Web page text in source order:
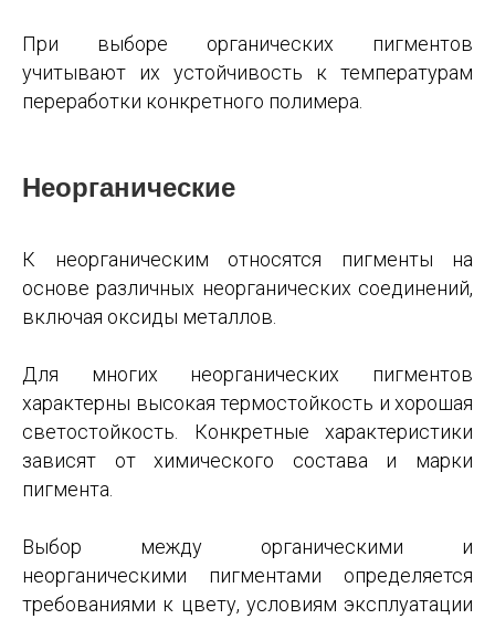
При выборе органических пигментов
учитывают их устойчивость к температурам
переработки конкретного полимера.
Неорганические
К неорганическим относятся пигменты на
основе различных неорганических соединений,
включая оксиды металлов.
Для многих неорганических пигментов
характерны высокая термостойкость и хорошая
светостойкость. Конкретные характеристики
зависят от химического состава и марки
пигмента.
Выбор между органическими и
неорганическими пигментами определяется
требованиями к цвету, условиям эксплуатации